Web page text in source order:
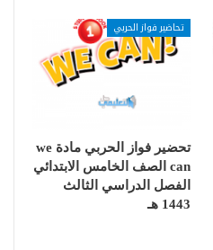
تحاضير فواز الحربي
تحضير فواز الحربي مادة we
can الصف الخامس الابتدائي
الفصل الدراسي الثالث
1443 هـ